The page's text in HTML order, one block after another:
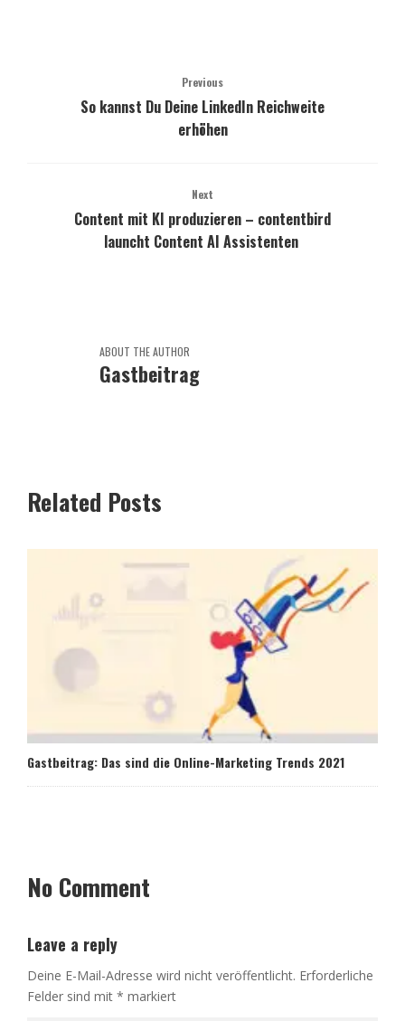
Previous
So kannst Du Deine LinkedIn Reichweite
erhöhen
Next
Content mit KI produzieren – contentbird
launcht Content AI Assistenten
ABOUT THE AUTHOR
Gastbeitrag
Related Posts
Gastbeitrag: Das sind die Online-Marketing Trends 2021
No Comment
Leave a reply
Deine E-Mail-Adresse wird nicht veröffentlicht. Erforderliche
Felder sind mit * markiert